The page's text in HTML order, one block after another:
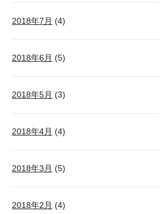
2018年7月 (4)
2018年6月 (5)
2018年5月 (3)
2018年4月 (4)
2018年3月 (5)
2018年2月 (4)